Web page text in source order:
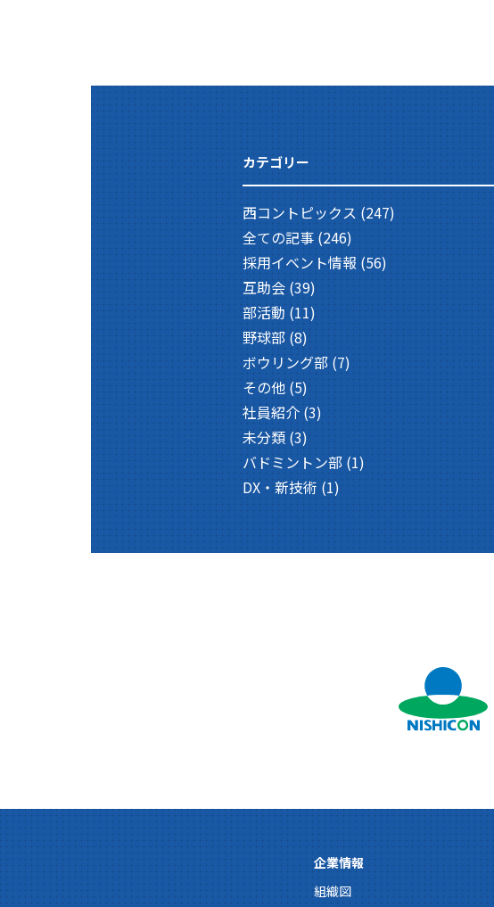
カテゴリー
西コントピックス (247)
全ての記事(246)
採用イベント情報(56)
互助会 (39)
部活動 (11)
野球部 (8)
ボウリング部(7)
その他 (5)
社員紹介(3)
未分類 (3)
バドミントン部 (1)
DX・新技術 (1)
企業情報
組織図